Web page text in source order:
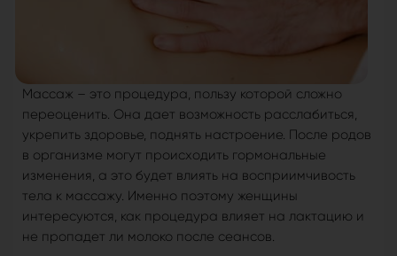
Массаж – это процедура, пользу которой сложно
переоценить. Она дает возможность расслабиться,
укрепить здоровье, поднять настроение. После родов
в организме могут происходить гормональные
изменения, а это будет влиять на восприимчивость
тела к массажу. Именно поэтому женщины
интересуются, как процедура влияет на лактацию и
не пропадет ли молоко после сеансов.